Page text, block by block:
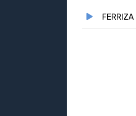
FERRIZA